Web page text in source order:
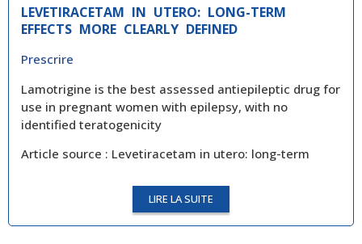
LEVETIRACETAM IN UTERO: LONG-TERM
EFFECTS MORE CLEARLY DEFINED
Prescrire
Lamotrigine is the best assessed antiepileptic drug for
use in pregnant women with epilepsy, with no
identified teratogenicity
Article source : Levetiracetam in utero: long-term
LIRE LA SUITE